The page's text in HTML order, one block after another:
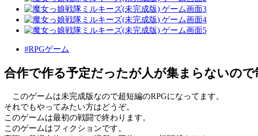
#RPGゲーム
合作で作る予定だったが人が集まらないの
このゲームは未完成版なので超短編のRPGになってます。
それでもやってみたい方はどうぞ。
このゲームは最初の戦闘で終わります。
このゲームはフィクションです。